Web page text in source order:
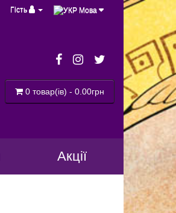
Мова
Гість
0 товар(ів) - 0.00грн
Акції